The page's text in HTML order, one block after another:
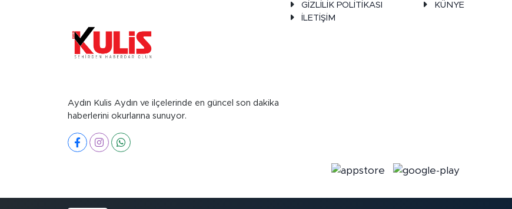
Aydın Kulis Aydın ve ilçelerinde en güncel son dakika
haberlerini okurlarına sunuyor.
GİZLİLİK POLİTİKASI
KÜNYE
İLETİŞİM